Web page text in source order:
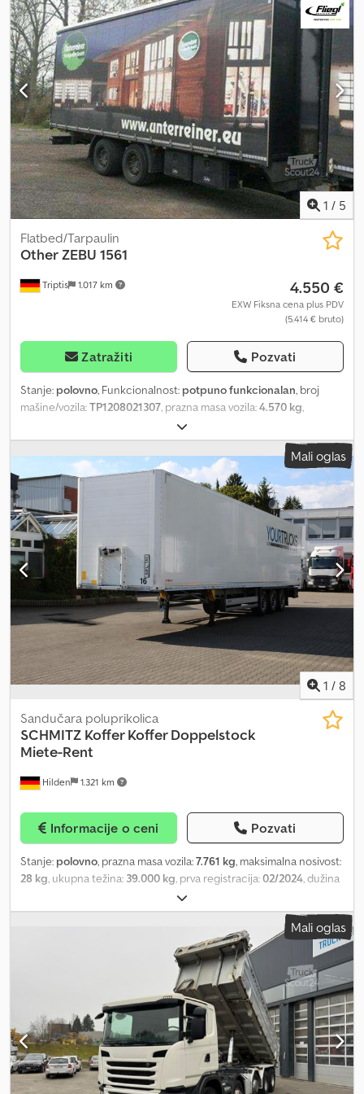
greške i međuprodaju Dostupna WhatsApp podrška! Dodpfx
Aonua Acoklock Za pitanja o vozilu ili dodatne informacije pišite
nam lako putem WhatsApp-a. Whatsapp Whatsapp
1 / 5
Triptis 1.017 km
Flatbed/Tarpaulin
OtherZEBU 1561
4.550 €
EXW Fiksna cena plus PDV
(5.414 € bruto)
Zatražiti Pozvati
Stanje: polovno, Funkcionalnost: potpuno funkcionalan, broj
mašine/vozila:TP1208021307, prazna masa vozila:4.570 kg,
, ukupna težina:
konfiguracija osovina:2 osovine, prva registracija:11/2007,
dimenzija gume:435/50 R19,5", Platforma za polovna vozila,
prikolica, špedicija Dedei Ri I Tepfx Aklsck
Mali oglas
1 / 8
Hilden 1.321 km
Sandučara poluprikolica
SCHMITZ Koffer Koffer Doppelstock
Miete-Rent
Informacije o ceni Pozvati
Stanje: polovno, prazna masa vozila:7.761 kg, maksimalna nosivost:
28 kg, ukupna težina: 39.000 kg, prva registracija:02/2024, dužina
, širina utovarnog prostora:
mm, visina tovarnog prostora:2.700 mm, zapremina tovarnog
bela, tip prenosa:ostalo,
, emisioni razred:nijedno, Oprema:
Schmitz kofer - Kofer nadogradnja - Dvostruki nivo (double-
decker) - Unutrašnje dimenzije (D x Š x V): 13,64 x 2,48 x 2,70 m -
ABS/EBS - Nosivost: 28.239 kg - SAF osovine - Gume: 385/65/22.5 U
dobrom stanju! Nemačko vozilo! Yourtrucks grupa Yourtrucks
grupa održava poslovne odnose širom sveta. I kupovina i prodaja
prevazilaze granice pojedinačnih zemalja, zato u našim oglasima
uvek nalazite izvoznu cenu, jer ona ne zavisi od destinacije
korišćenja. Yourtrucks GmbH sa maksimalnom pažnjom sastavlja
Mali oglas